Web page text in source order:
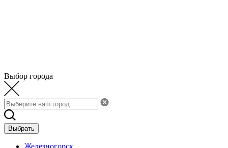
Выбор города
Выбрать
Железногорск